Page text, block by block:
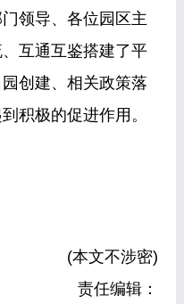
领导、各位园区主
互通互鉴搭建了平
创建、相关政策落
积极的促进作用。
(本文不涉密)
责任编辑：